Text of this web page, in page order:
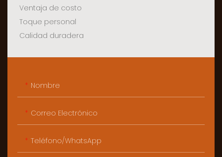
Ventaja de costo
Toque personal
Calidad duradera
Nombre
Correo Electrónico
Teléfono/WhatsApp